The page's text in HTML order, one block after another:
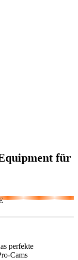
für
perfekte
Cams